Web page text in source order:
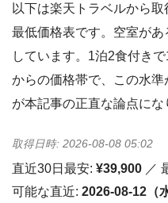
以下は楽天トラベルから
最低価格表です。空室が
しています。1泊2食付き
からの価格帯で、この水準
が本記事の正直な論点にな
取得日時: 2026-08-08 05:02
直近30日最安: ¥39,900 ／
可能な直近: 2026-08-12（